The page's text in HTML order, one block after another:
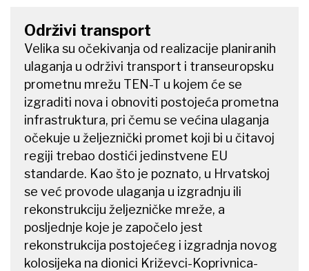
Održivi transport
Velika su očekivanja od realizacije planiranih
ulaganja u održivi transport i transeuropsku
prometnu mrežu TEN-T u kojem će se
izgraditi nova i obnoviti postojeća prometna
infrastruktura, pri čemu se većina ulaganja
očekuje u željeznički promet koji bi u čitavoj
regiji trebao dostići jedinstvene EU
standarde. Kao što je poznato, u Hrvatskoj
se već provode ulaganja u izgradnju ili
rekonstrukciju željezničke mreže, a
posljednje koje je započelo jest
rekonstrukcija postojećeg i izgradnja novog
kolosijeka na dionici Križevci-Koprivnica-